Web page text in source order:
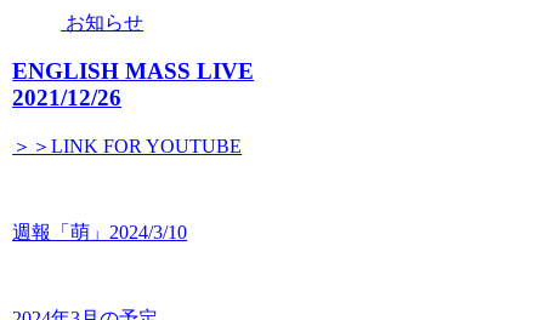
お知らせ
ENGLISH MASS LIVE
2021/12/26
＞＞LINK FOR YOUTUBE
週報「萌」2024/3/10